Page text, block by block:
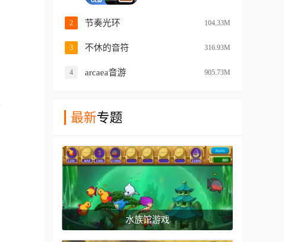
不同类型的游戏玩法和亮点，
适合各种不同类型的玩家使
2 节奏光环 104.33M
3 不休的音符 316.93M
4 arcaea音游 905.73M
最新专题
水族馆游戏